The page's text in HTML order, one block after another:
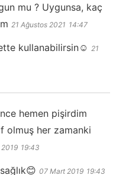
mu ? Uygunsa, kaç
21 Ağustos 2021 14:47
kullanabilirsin☺️
21
hemen pişirdim
olmuş her zamanki
19:43
07 Mart 2019 19:43